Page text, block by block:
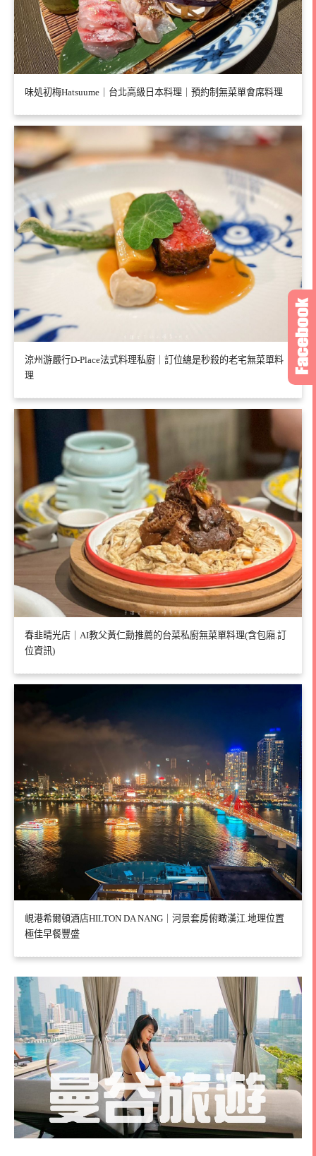
味処初梅Hatsuume｜台北高級日本料理｜預約制無菜單會席料理
涼州游嚴行D-Place法式料理私廚｜訂位總是秒殺的老宅無菜單料
理
春韭晴光店｜AI教父黃仁勳推薦的台菜私廚無菜單料理(含包廂.訂
位資訊)
峴港希爾頓酒店HILTON DA NANG｜河景套房俯瞰漢江.地理位置
極佳早餐豐盛